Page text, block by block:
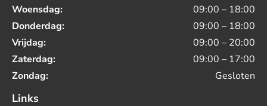
Woensdag:
09:00 – 18:00
Donderdag:
09:00 – 18:00
Vrijdag:
09:00 – 20:00
Zaterdag:
09:00 – 17:00
Zondag:
Gesloten
Links